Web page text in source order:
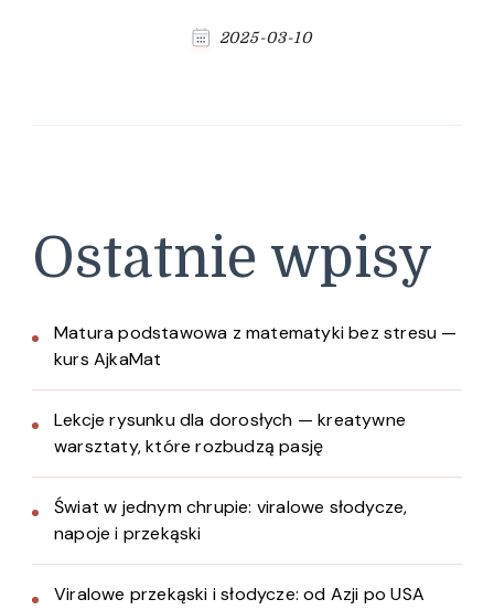
2025-03-10
Ostatnie wpisy
Matura podstawowa z matematyki bez stresu —
kurs AjkaMat
Lekcje rysunku dla dorosłych — kreatywne
warsztaty, które rozbudzą pasję
Świat w jednym chrupie: viralowe słodycze,
napoje i przekąski
Viralowe przekąski i słodycze: od Azji po USA